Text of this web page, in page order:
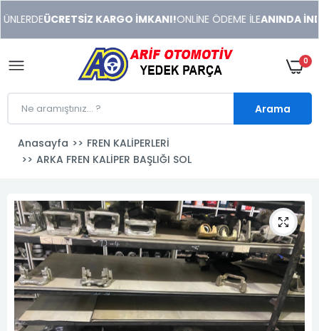
xonusu
veren
sitolar
ÜCRETSİZ KARGO İMKANI!ONLİNE ÖDEME İLEANINDA
0
Arama
Anasayfa
FREN KALİPERLERİ
ARKA FREN KALİPER BAŞLIĞI SOL